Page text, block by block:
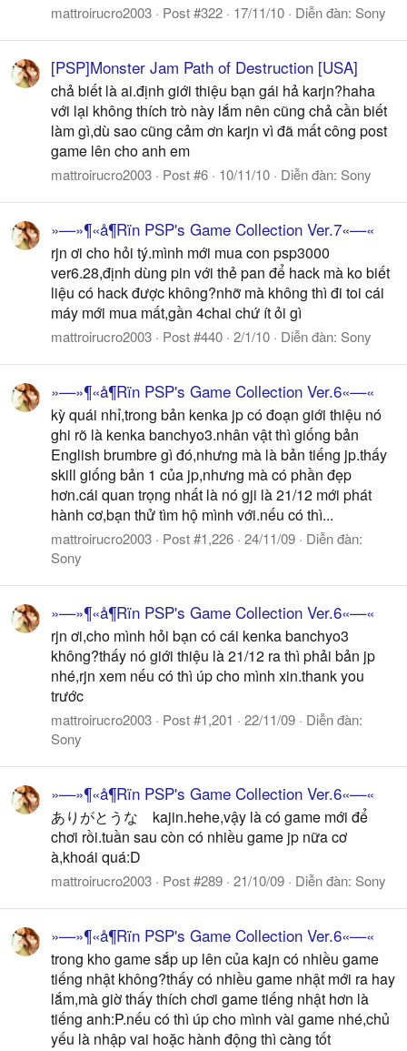
mattroirucro2003 Post #322 17/11/10 Diễn đàn: Sony
[PSP]Monster Jam Path of Destruction [USA]
chả biết là ai.định giới thiệu bạn gái hả karjn?haha
với lại không thích trò này lắm nên cũng chả cần biết
làm gì,dù sao cũng cảm ơn karjn vì đã mất công post
game lên cho anh em
mattroirucro2003 Post #6 10/11/10 Diễn đàn: Sony
»––»¶«å¶Rïn PSP's Game Collection Ver.7«––«
rjn ơi cho hỏi tý.mình mới mua con psp3000
ver6.28,định dùng pin với thẻ pan để hack mà ko biết
liệu có hack được không?nhỡ mà không thì đi toi cái
máy mới mua mất,gần 4chai chứ ít ỏi gì
mattroirucro2003 Post #440 2/1/10 Diễn đàn: Sony
»––»¶«å¶Rïn PSP's Game Collection Ver.6«––«
kỳ quái nhỉ,trong bản kenka jp có đoạn giới thiệu nó
ghi rõ là kenka banchyo3.nhân vật thì giống bản
English brumbre gì đó,nhưng mà là bản tiếng jp.thấy
skill giống bản 1 của jp,nhưng mà có phần đẹp
hơn.cái quan trọng nhất là nó gji là 21/12 mới phát
hành cơ,bạn thử tìm hộ mình với.nếu có thì...
mattroirucro2003 Post #1,226 24/11/09
Diễn đàn:
Sony
»––»¶«å¶Rïn PSP's Game Collection Ver.6«––«
rjn ơi,cho mình hỏi bạn có cái kenka banchyo3
không?thấy nó giới thiệu là 21/12 ra thì phải bản jp
nhé,rjn xem nếu có thì úp cho mình xin.thank you
trước
mattroirucro2003 Post #1,201 22/11/09
Diễn đàn:
Sony
»––»¶«å¶Rïn PSP's Game Collection Ver.6«––«
ありがとうな kajin.hehe,vậy là có game mới để
chơi rồi.tuần sau còn có nhiều game jp nữa cơ
à,khoái quá:D
mattroirucro2003 Post #289 21/10/09 Diễn đàn: Sony
»––»¶«å¶Rïn PSP's Game Collection Ver.6«––«
trong kho game sắp up lên của kajn có nhiều game
tiếng nhật không?thấy có nhiều game nhật mới ra hay
lắm,mà giờ thấy thích chơi game tiếng nhật hơn là
tiếng anh:P.nếu có thì úp cho mình vài game nhé,chủ
yếu là nhập vai hoặc hành động thì càng tốt